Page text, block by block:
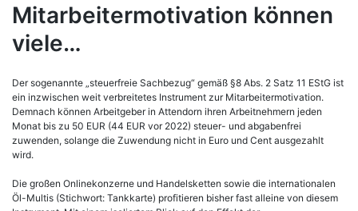
Mitarbeitermotivation können
viele…
Der sogenannte „steuerfreie Sachbezug“ gemäß §8 Abs. 2 Satz 11 EStG ist
ein inzwischen weit verbreitetes Instrument zur Mitarbeitermotivation.
Demnach können Arbeitgeber in Attendorn ihren Arbeitnehmern jeden
Monat bis zu 50 EUR (44 EUR vor 2022) steuer- und abgabenfrei
zuwenden, solange die Zuwendung nicht in Euro und Cent ausgezahlt
wird.
Die großen Onlinekonzerne und Handelsketten sowie die internationalen
Öl-Multis (Stichwort: Tankkarte) profitieren bisher fast alleine von diesem